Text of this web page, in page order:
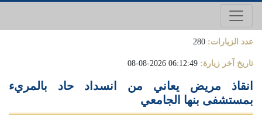
عدد الزيارات: 280
تاريخ آخر زيارة: 06:12:49 2026-08-08
انقاذ مريض يعاني من انسداد حاد بالمريء
بمستشفى بنها الجامعي